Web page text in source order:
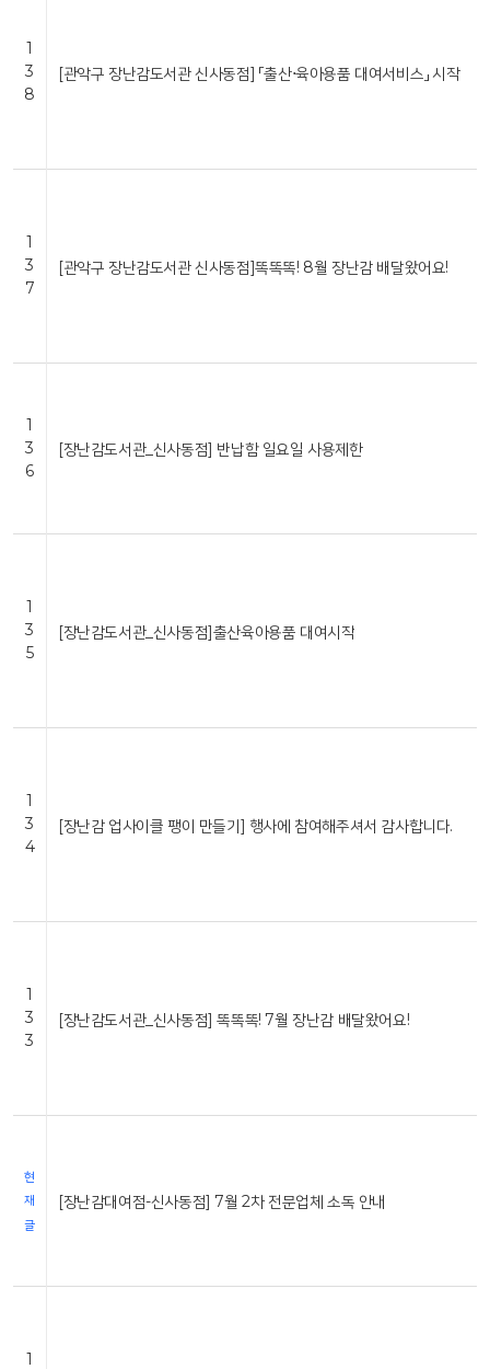
1
3
8
[관악구 장난감도서관 신사동점] 「출산⋅육아용품 대여서비스」 시작
1
3
7
[관악구 장난감도서관 신사동점]똑똑똑! 8월 장난감 배달왔어요!
1
3
6
[장난감도서관_신사동점] 반납함 일요일 사용제한
1
3
5
[장난감도서관_신사동점]출산육아용품 대여시작
1
3
4
[장난감 업사이클 팽이 만들기] 행사에 참여해주셔서 감사합니다.
1
3
3
[장난감도서관_신사동점] 똑똑똑! 7월 장난감 배달왔어요!
현
재
글
[장난감대여점-신사동점] 7월 2차 전문업체 소독 안내
1